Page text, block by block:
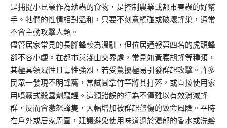
是捕捉小昆蟲作為幼蟲的食物，是控制農業或都市害蟲的好幫
手。牠們的性情相對溫和，只要不刻意觸碰或破壞蜂巢，通常
不會主動攻擊人類。
儘管居家常見的長腳蜂較為溫馴，但位居通報第四名的虎頭蜂
卻不容小覷。在都市與淺山交界處，常見如黃腰胡蜂等種類，
其極具領域性且毒性強烈，若受驚擾極易引發群起攻擊。許多
民眾一發現不明蜂窩，常試圖拿竹竿將其打落，或直接使用家
用噴霧式殺蟲劑驅趕。這類錯誤的行為不僅難以有效消滅蜂
群，反而會激怒蜂隻，大幅增加被群起螫傷的致命風險。平時
在戶外或居家周圍，建議避免使用味道過於濃郁的香水或洗髮